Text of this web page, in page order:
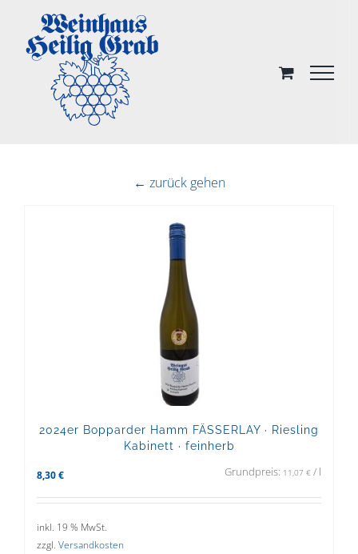
content
← zurück gehen
2024er Bopparder Hamm FÄSSERLAY · Riesling
Kabinett · feinherb
8,30 € Grundpreis: 11,07 € / l
inkl. 19 % MwSt.
zzgl. Versandkosten